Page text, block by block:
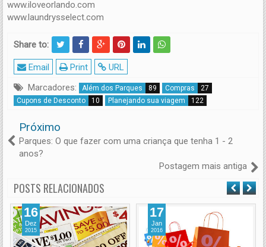
www.iloveorlando.com
www.laundrysselect.com
Share to:
URL
Print
Email
Marcadores:
Além dos Parques 89 Compras
27
Cupons de Desconto
10 Planejando sua viagem 122
Próximo
Parques: O que fazer com uma criança que tenha 1 - 2
anos?
Postagem mais antiga
POSTS RELACIONADOS
16
Dez
2015
17
Jan
2016